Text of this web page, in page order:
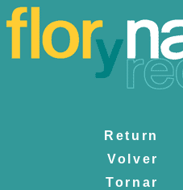
Return
Volver
Tornar